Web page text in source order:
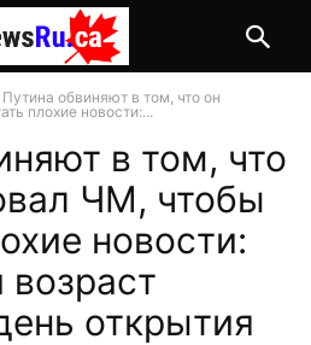
Путина обвиняют в том, что он
плохие новости:...
в том, что
ЧМ, чтобы
новости:
открытия